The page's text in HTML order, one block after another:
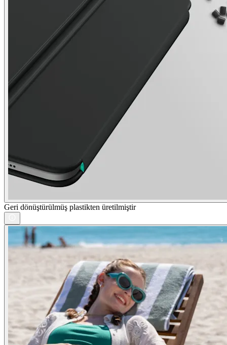
Geri dönüştürülmüş plastikten üretilmiştir